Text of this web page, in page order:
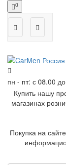
0
пн - пт: с 08.00
Купить нашу
магазинах
Покупка на